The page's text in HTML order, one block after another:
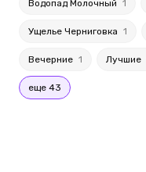
Водопад Молочный 1
Ущелье Черниговка 1
Вечерние 1 Лучшие
еще 43